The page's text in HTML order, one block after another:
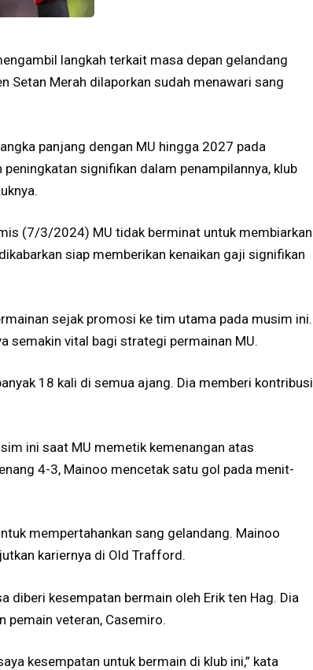
langkah terkait masa depan gelandang
Setan Merah dilaporkan sudah menawari sang
panjang dengan MU hingga 2027 pada
signifikan dalam penampilannya, klub
(7/3/2024) MU tidak berminat untuk membiarkan
siap memberikan kenaikan gaji signifikan
sejak promosi ke tim utama pada musim ini.
semakin vital bagi strategi permainan MU.
18 kali di semua ajang. Dia memberi kontribusi
ini saat MU memetik kemenangan atas
4-3, Mainoo mencetak satu gol pada menit-
mempertahankan sang gelandang. Mainoo
kariernya di Old Trafford.
diberi kesempatan bermain oleh Erik ten Hag. Dia
pemain veteran, Casemiro.
kesempatan untuk bermain di klub ini,” kata